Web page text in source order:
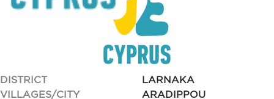
DISTRICT
LARNAKA
VILLAGES/CITY
ARADIPPOU